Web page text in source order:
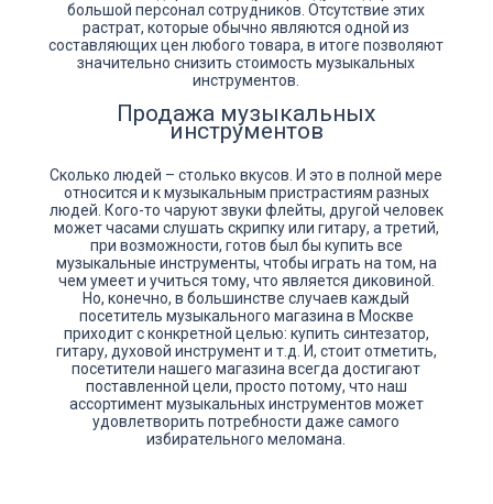
большой персонал сотрудников. Отсутствие этих
растрат, которые обычно являются одной из
составляющих цен любого товара, в итоге позволяют
значительно снизить стоимость музыкальных
инструментов.
Продажа музыкальных
инструментов
Сколько людей – столько вкусов. И это в полной мере
относится и к музыкальным пристрастиям разных
людей. Кого-то чаруют звуки флейты, другой человек
может часами слушать скрипку или гитару, а третий,
при возможности, готов был бы купить все
музыкальные инструменты, чтобы играть на том, на
чем умеет и учиться тому, что является диковиной.
Но, конечно, в большинстве случаев каждый
посетитель музыкального магазина в Москве
приходит с конкретной целью: купить синтезатор,
гитару, духовой инструмент и т.д. И, стоит отметить,
посетители нашего магазина всегда достигают
поставленной цели, просто потому, что наш
ассортимент музыкальных инструментов может
удовлетворить потребности даже самого
избирательного меломана.